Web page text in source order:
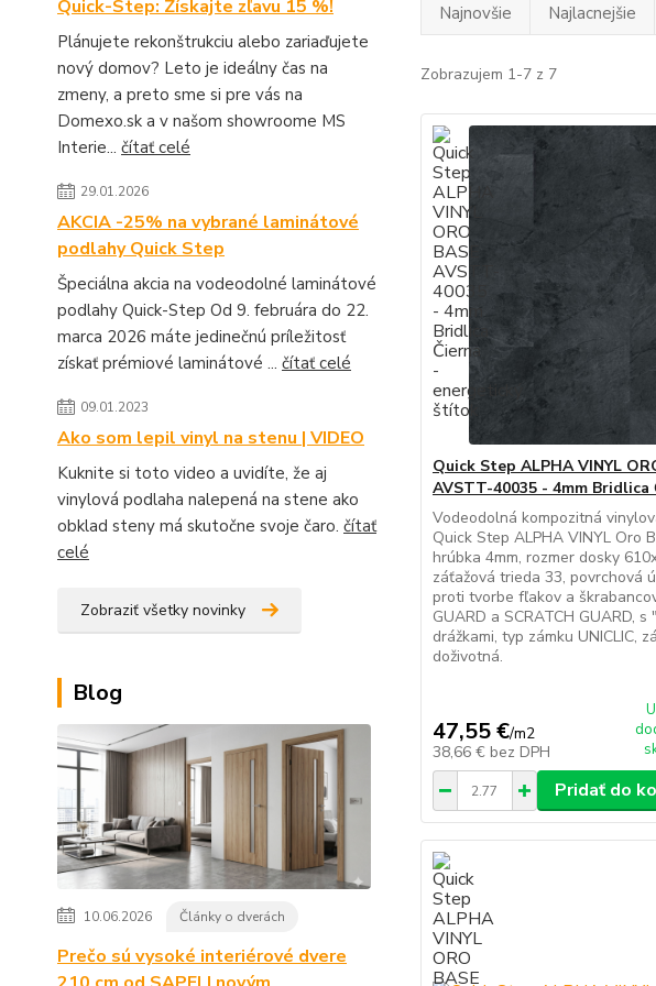
Quick-Step: Získajte zľavu 15 %!
Plánujete rekonštrukciu alebo zariaďujete
nový domov? Leto je ideálny čas na
zmeny, a preto sme si pre vás na
Domexo.sk a v našom showroome MS
Interie... čítať celé
29.01.2026
AKCIA -25% na vybrané laminátové
podlahy Quick Step
Špeciálna akcia na vodeodolné laminátové
podlahy Quick-Step Od 9. februára do 22.
marca 2026 máte jedinečnú príležitosť
získať prémiové laminátové ... čítať celé
09.01.2023
Ako som lepil vinyl na stenu | VIDEO
Kuknite si toto video a uvidíte, že aj
vinylová podlaha nalepená na stene ako
obklad steny má skutočne svoje čaro. čítať
celé
Zobraziť všetky novinky
Blog
10.06.2026 Články o dverách
Prečo sú vysoké interiérové dvere
Najnovšie Najlacnejšie
Zobrazujem 1-7 z 7
Quick Step ALPHA VINYL
AVSTT-40035 - 4mm Bridlica
Vodeodolná kompozitná
Quick Step ALPHA VINYL Oro
hrúbka 4mm, rozmer dosky
záťažová trieda 33, povrchová
proti tvorbe fľakov a
GUARD a SCRATCH GUARD, s
drážkami, typ zámku UNICLIC,
doživotná.
47,55 €/m2
38,66 € bez DPH
Pridať do